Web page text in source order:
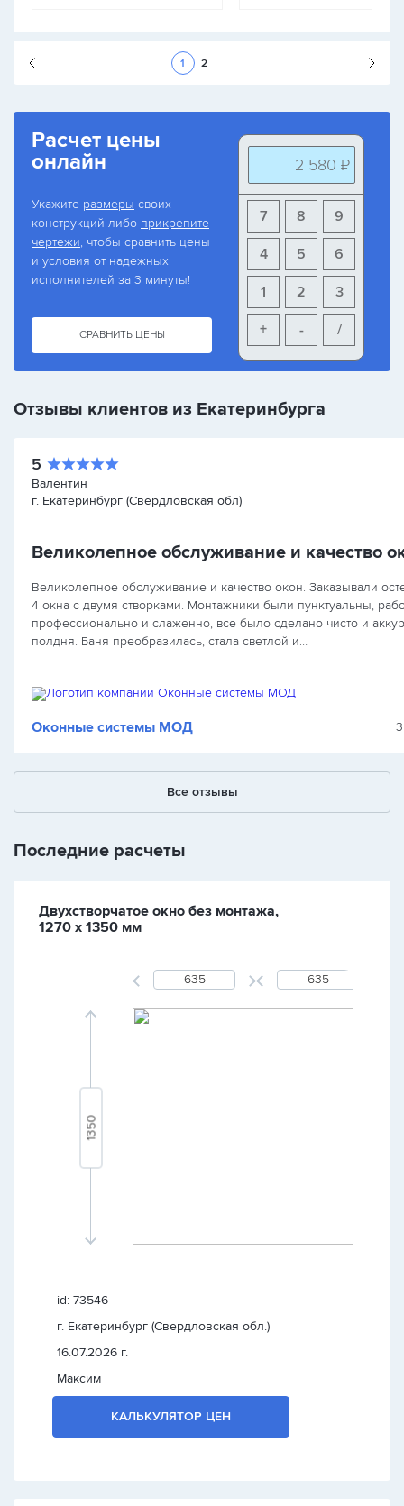
1 2
Следующая
Расчет цены
онлайн
Укажите размеры своих
конструкций либо прикрепите
чертежи, чтобы сравнить цены
и условия от надежных
исполнителей за 3 минуты!
СРАВНИТЬ ЦЕНЫ
2 580 ₽
9
8
7
6
5
4
3
2
1
+ - /
Отзывы клиентов из Екатеринбурга
5
Валентин
г. Екатеринбург (Свердловская обл)
Великолепное обслуживание и качество
Великолепное обслуживание и качество окон. Заказывали
4 окна с двумя створками. Монтажники были пунктуальны,
профессионально и слаженно, все было сделано чисто и
полдня. Баня преобразилась, стала светлой и…
Оконные системы МОД
Все отзывы
Последние расчеты
Двухстворчатое окно без монтажа,
1270 х 1350 мм
id: 73546
г. Екатеринбург (Свердловская обл.)
16.07.2026 г.
Максим
КАЛЬКУЛЯТОР ЦЕН